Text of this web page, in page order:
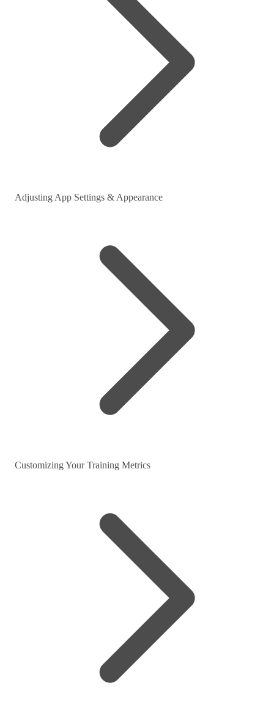
Adjusting App Settings & Appearance
Customizing Your Training Metrics